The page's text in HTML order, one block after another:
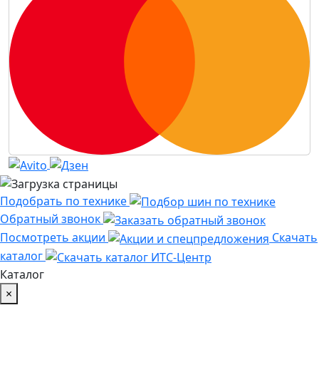
Подобрать по технике
Обратный звонок
Посмотреть акции
Скачать
каталог
Каталог
×